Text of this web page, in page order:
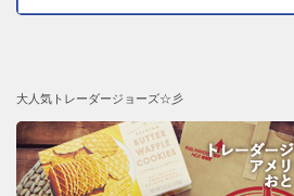
大人気トレーダージョーズ☆彡